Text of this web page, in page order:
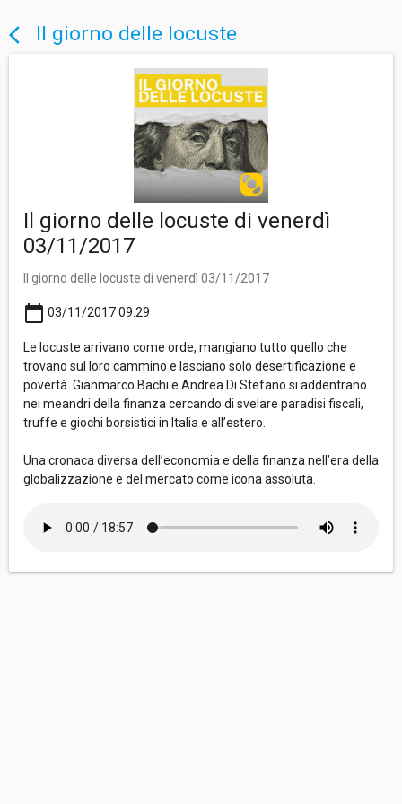
arrow_back_ios Il giorno delle locuste
Il giorno delle locuste di venerdì
03/11/2017
Il giorno delle locuste di venerdì 03/11/2017
calendar_today 03/11/2017 09:29
Le locuste arrivano come orde, mangiano tutto quello che
trovano sul loro cammino e lasciano solo desertificazione e
povertà. Gianmarco Bachi e Andrea Di Stefano si addentrano
nei meandri della finanza cercando di svelare paradisi fiscali,
truffe e giochi borsistici in Italia e all’estero.
Una cronaca diversa dell’economia e della finanza nell’era della
globalizzazione e del mercato come icona assoluta.